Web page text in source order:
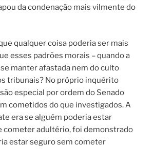
da condenação mais vilmente do
qualquer coisa poderia ser mais
esses padrões morais – quando a
se manter afastada nem do culto
tribunais? No próprio inquérito
especial por ordem do Senado
cometidos do que investigados. A
era se alguém poderia estar
cometer adultério, foi demonstrado
estar seguro sem cometer